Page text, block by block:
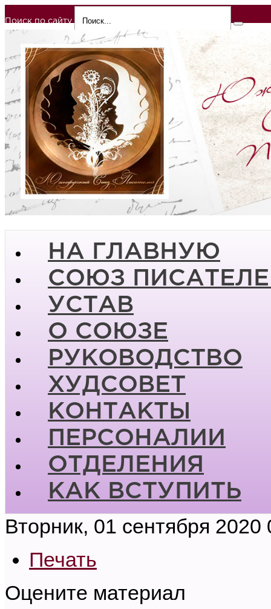
Поиск по сайту
НА ГЛАВНУЮ
СОЮЗ
УСТАВ
О СОЮЗЕ
РУКОВОДСТВО
ХУДСОВЕТ
КОНТАКТЫ
ПЕРСОНАЛИИ
ОТДЕЛЕНИЯ
КАК ВСТУПИТЬ
Вторник, 01 сентября 2020
Печать
Оцените материал